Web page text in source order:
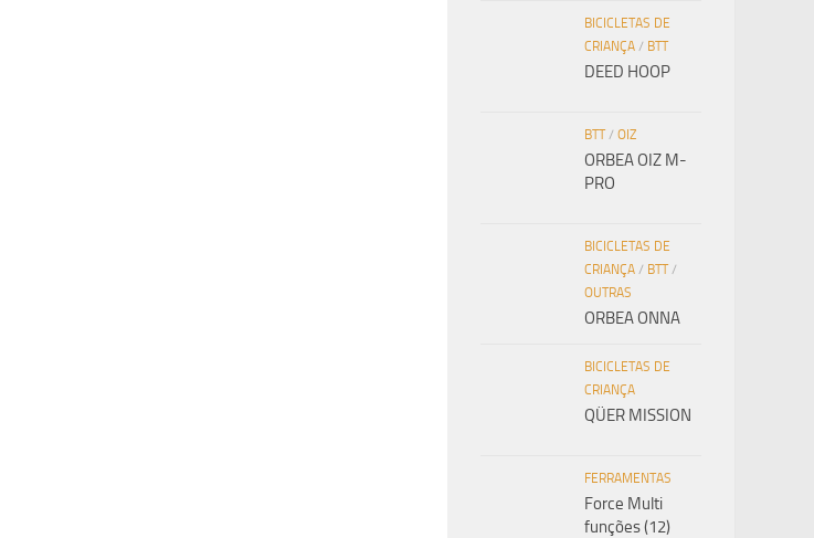
BICICLETAS DE
CRIANÇA / BTT
DEED HOOP
BTT/ OIZ
ORBEA OIZ M-
PRO
BICICLETAS DE
CRIANÇA / BTT/
OUTRAS
ORBEA ONNA
BICICLETAS DE
CRIANÇA
QÜER MISSION
FERRAMENTAS
Force Multi
funções (12)